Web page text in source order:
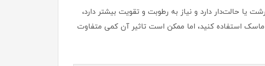
حالت‌دار دارد و نیاز به رطوبت و تقویت بیشتر دارد،
استفاده کنید، اما ممکن است تاثیر آن کمی متفاوت